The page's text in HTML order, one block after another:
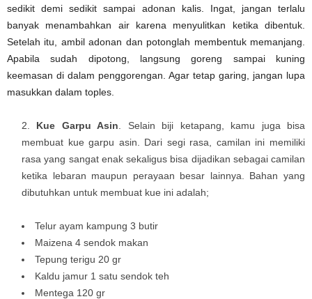
sedikit demi sedikit sampai adonan kalis. Ingat, jangan terlalu
banyak menambahkan air karena menyulitkan ketika dibentuk.
Setelah itu, ambil adonan dan potonglah membentuk memanjang.
Apabila sudah dipotong, langsung goreng sampai kuning
keemasan di dalam penggorengan. Agar tetap garing, jangan lupa
masukkan dalam toples.
Kue Garpu Asin . Selain biji ketapang, kamu juga bisa
membuat kue garpu asin. Dari segi rasa, camilan ini memiliki
rasa yang sangat enak sekaligus bisa dijadikan sebagai camilan
ketika lebaran maupun perayaan besar lainnya. Bahan yang
dibutuhkan untuk membuat kue ini adalah;
Telur ayam kampung 3 butir
Maizena 4 sendok makan
Tepung terigu 20 gr
Kaldu jamur 1 satu sendok teh
Mentega 120 gr